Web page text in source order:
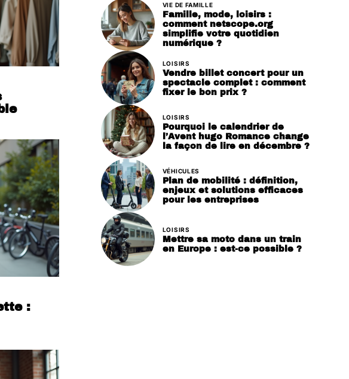
:
VIE DE FAMILLE
Famille, mode, loisirs :
comment netscope.org
simplifie votre quotidien
numérique ?
LOISIRS
Vendre billet concert pour un
spectacle complet : comment
fixer le bon prix ?
LOISIRS
Pourquoi le calendrier de
l’Avent hugo Romance change
la façon de lire en décembre ?
VÉHICULES
Plan de mobilité : définition,
enjeux et solutions efficaces
pour les entreprises
LOISIRS
Mettre sa moto dans un train
en Europe : est-ce possible ?